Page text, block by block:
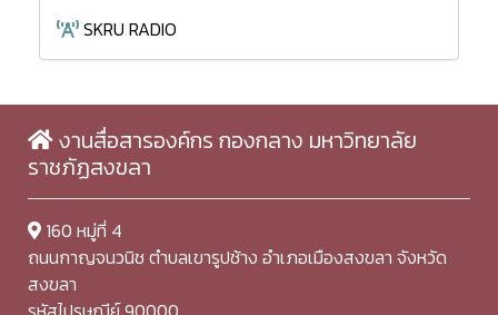
SKRU RADIO
งานสื่อสารองค์กร กองกลาง มหาวิทยาลัย
ราชภัฏสงขลา
160 หมู่ที่ 4
ถนนกาญจนวนิช ตำบลเขารูปช้าง อำเภอเมืองสงขลา จังหวัด
สงขลา